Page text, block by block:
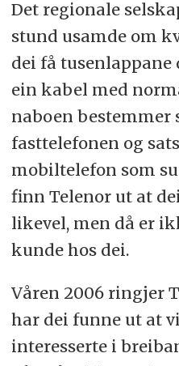
Det regionale
stund usamde om
dei få
ein kabel med
naboen bestemmer
fasttelefonen og
mobiltelefon som
finn Telenor ut at
likevel, men då er
kunde hos dei.
Våren 2006 ringjer
har dei funne ut at
interesserte i